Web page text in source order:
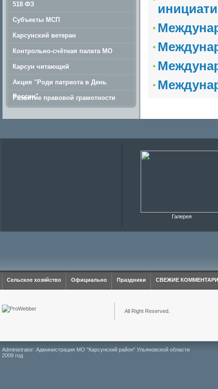
518 ФЗ
Субъекты МСП
Карсунский ветеран
Контрольно-счётная палата МО
Карсун читающий
Акция "Роди патриота в День
России"
Развитие правовой грамотности
Галерея
Сельское хозяйство Официально Праздники СВЕЖИЕ
All Right Reserved.
Administrator: Администрация МО "Карсунский район" Ульяновской области
2009 год